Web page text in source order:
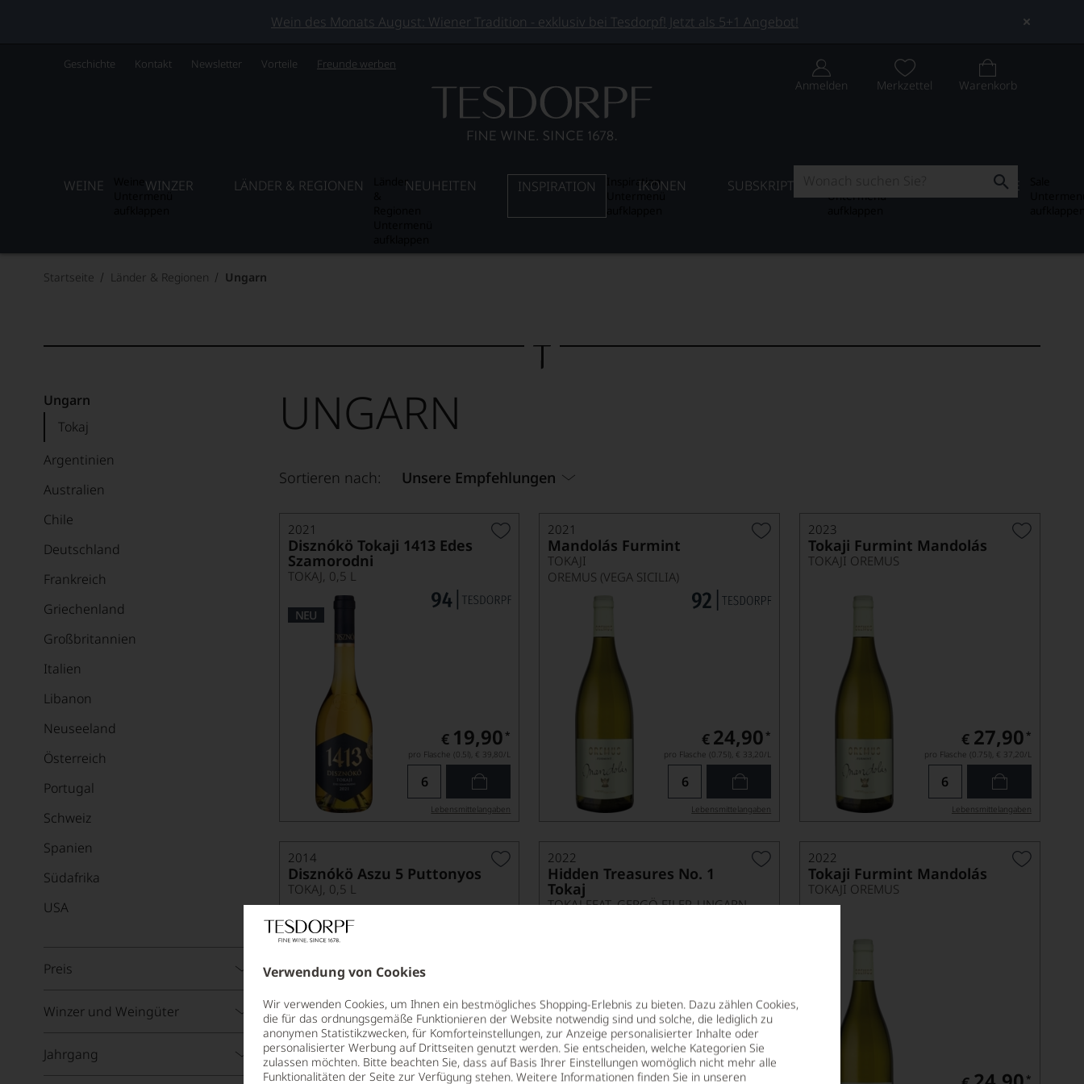
Verwendung von Cookies
Wir verwenden Cookies, um Ihnen ein bestmögliches Shopping-Erlebnis zu bieten. Dazu zählen Cookies,
die für das ordnungsgemäße Funktionieren der Website notwendig sind und solche, die lediglich zu
anonymen Statistikzwecken, für Komforteinstellungen, zur Anzeige personalisierter Inhalte oder
personalisierter Werbung auf Drittseiten genutzt werden. Sie entscheiden, welche Kategorien Sie
zulassen möchten. Bitte beachten Sie, dass auf Basis Ihrer Einstellungen womöglich nicht mehr alle
Funktionalitäten der Seite zur Verfügung stehen. Weitere Informationen finden Sie in unseren
Wein des Monats August: Wiener Tradition - exklusiv bei Tesdorpf! Jetzt als 5+1 Angebot!
Geschichte Kontakt Newsletter Vorteile Freunde werben
Anmelden Merkzettel Warenkorb
WEINE WINZER LÄNDER & REGIONEN
LänderNEUHEITEN INSPIRATION
InspirationIKONEN SUBSKRIPTION
Untermenü
SALE
Startseite Länder & Regionen Ungarn
Ungarn
Tokaj
Argentinien
Australien
Chile
Deutschland
Frankreich
Griechenland
Großbritannien
Italien
Libanon
Neuseeland
Österreich
Portugal
Schweiz
Spanien
Südafrika
USA
Preis
Winzer und Weingüter
Jahrgang
UNGARN
Sortieren nach: Unsere Empfehlungen
2021
Disznókö Tokaji 1413 Edes
Szamorodni
TOKAJ, 0,5 L
NEU
€ 19,90 *
pro Flasche (0.5l), € 39,80/L
Lebensmittel­angaben
2021
Mandolás Furmint
TOKAJI
OREMUS (VEGA SICILIA)
€ 24,90 *
pro Flasche (0.75l), € 33,20/L
Lebensmittel­angaben
2023
Tokaji Furmint Mandolás
TOKAJI OREMUS
€ 27,90 *
pro Flasche (0.75l), € 37,20/L
Lebensmittel­angaben
2014
Disznókö Aszu 5 Puttonyos
TOKAJ, 0,5 L
NEU
2022
Hidden Treasures No. 1
Tokaj
TOKAJ FEAT. GERGÖ FILEP, UNGARN
€25,90*
2022
Tokaji Furmint Mandolás
TOKAJI OREMUS
*